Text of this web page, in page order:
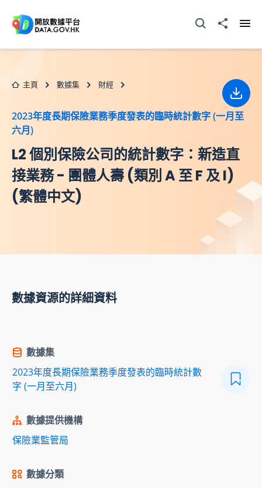
打開搜尋器分享至
主頁 數據集 財經
2023年度長期保險業務季度發表的臨時統計數字 (一月至
六月)
L2 個別保險公司的統計數字：新造直
接業務 - 團體人壽 (類別 A 至 F 及 I)
(繁體中文)
下載
數據資源的詳細資料
數據集
2023年度長期保險業務季度發表的臨時統計數
字 (一月至六月)
數據提供機構
保險業監管局
數據分類